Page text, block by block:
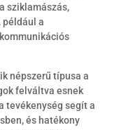
sziklamászás,
a
népszerű típusa a
felváltva esnek
tevékenység segít a
és hatékony